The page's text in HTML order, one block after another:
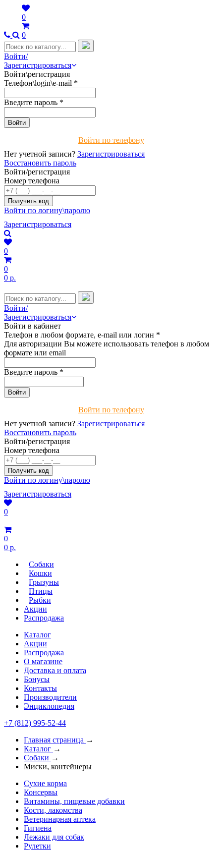
0
0
Войти/
Зарегистрироваться
Войти\регистрация
Телефон\login\e-mail *
Введите пароль *
Войти по телефону
Нет учетной записи? Зарегистрироваться
Восстановить пароль
Войти/регистрация
Номер телефона
Войти по логину\паролю
Зарегистрироваться
0
0
0 р.
Войти/
Зарегистрироваться
Войти в кабинет
Телефон в любом формате, e-mail или логин *
Для авторизации Вы можете использовать телефон в любом
формате или email
Введите пароль *
Войти по телефону
Нет учетной записи? Зарегистрироваться
Восстановить пароль
Войти/регистрация
Номер телефона
Войти по логину\паролю
Зарегистрироваться
0
0
0 р.
Собаки
Кошки
Грызуны
Птицы
Рыбки
Акции
Распродажа
Каталог
Акции
Распродажа
О магазине
Доставка и оплата
Бонусы
Контакты
Производители
Энциклопедия
+7 (812) 995-52-44
Главная страница →
Каталог →
Собаки →
Миски, контейнеры
Сухие корма
Консервы
Витамины, пищевые добавки
Кости, лакомства
Ветеринарная аптека
Гигиена
Лежаки для собак
Рулетки